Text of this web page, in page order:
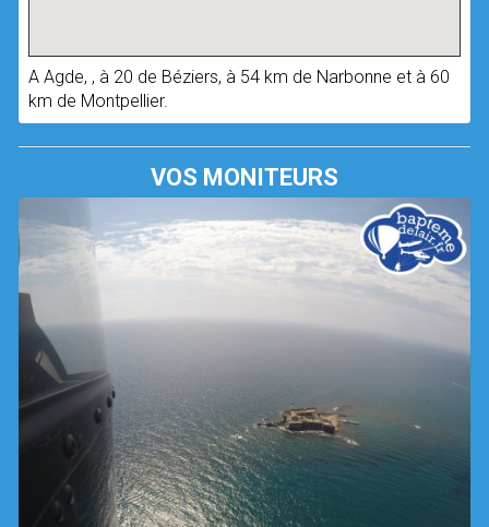
A Agde, , à 20 de Béziers, à 54 km de Narbonne et à 60
km de Montpellier.
VOS MONITEURS